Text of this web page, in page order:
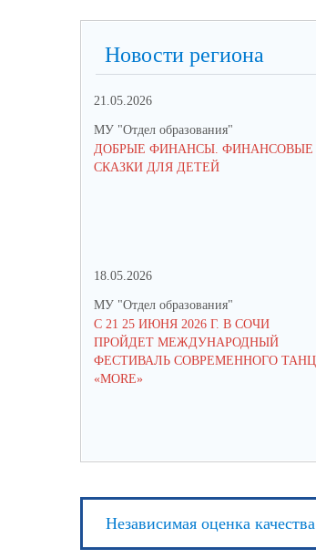
Новости региона
21.05.2026
МУ "Отдел образования"
ДОБРЫЕ ФИНАНСЫ. ФИНАНСОВЫЕ
СКАЗКИ ДЛЯ ДЕТЕЙ
18.05.2026
МУ "Отдел образования"
С 21 25 ИЮНЯ 2026 Г. В СОЧИ
ПРОЙДЕТ МЕЖДУНАРОДНЫЙ
ФЕСТИВАЛЬ СОВРЕМЕННОГО ТАНЦА
«MORE»
Независимая оценка качества